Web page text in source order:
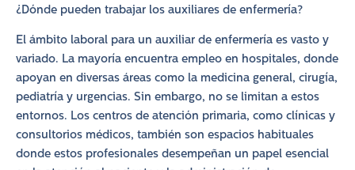
¿Dónde pueden trabajar los auxiliares de enfermería?
El ámbito laboral para un auxiliar de enfermería es vasto y
variado. La mayoría encuentra empleo en hospitales, donde
apoyan en diversas áreas como la medicina general, cirugía,
pediatría y urgencias. Sin embargo, no se limitan a estos
entornos. Los centros de atención primaria, como clínicas y
consultorios médicos, también son espacios habituales
donde estos profesionales desempeñan un papel esencial